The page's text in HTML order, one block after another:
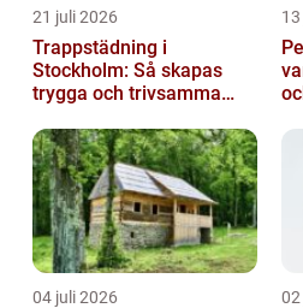
21 juli 2026
Trappstädning i
Stockholm: Så skapas
trygga och trivsamma
04 juli 2026 02